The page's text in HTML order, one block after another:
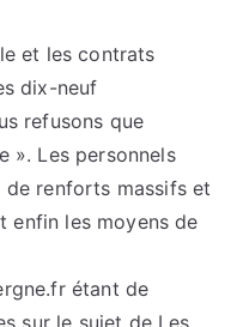
et les contrats
dix-neuf
refusons que
». Les personnels
de renforts massifs et
enfin les moyens de
étant de
sur le sujet de Les